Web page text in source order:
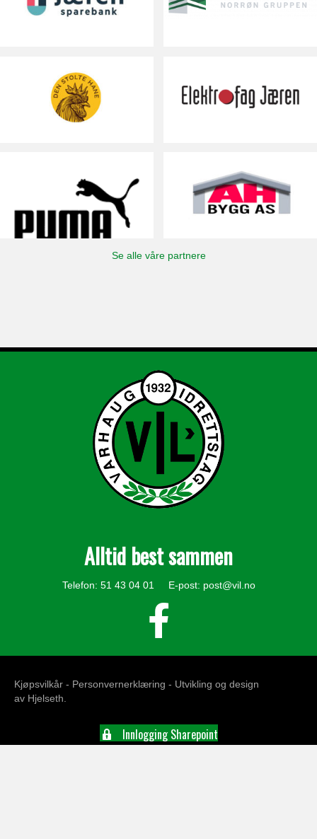
Se alle våre partnere
Alltid best sammen
Telefon: 51 43 04 01 E-post: post@vil.no
Kjøpsvilkår - Personvernerklæring - Utvikling og design
av Hjelseth
Innlogging Sharepoint